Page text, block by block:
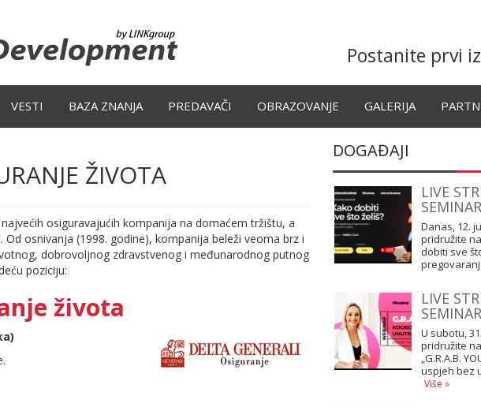
Postanite prvi
VESTI BAZA ZNANJA PREDAVAČI OBRAZOVANJE GALERIJA
ŽIVOTA
osiguravajućih kompanija na domaćem tržištu, a
osnivanja (1998. godine), kompanija beleži veoma brz i
dobrovoljnog zdravstvenog i međunarodnog putnog
poziciju:
života
DOGAĐAJI
LIVE
Danas, 12.
pridružite
dobiti sve
LIVE
U subotu,
pridružite
„G.R.A.B.
uspjeh bez
Više »